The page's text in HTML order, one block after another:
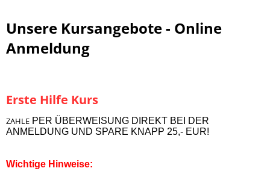
Unsere Kursangebote - Online
Anmeldung
Erste Hilfe Kurs
ZAHLE PER ÜBERWEISUNG DIREKT BEI DER
ANMELDUNG UND SPARE KNAPP 25,- EUR!
Wichtige Hinweise: